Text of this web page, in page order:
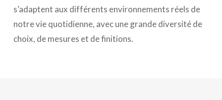
s’adaptent aux différents environnements réels de
notre vie quotidienne, avec une grande diversité de
choix, de mesures et de finitions.